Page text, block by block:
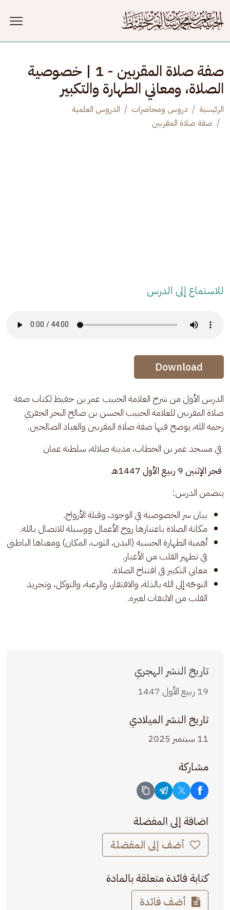
صفة صلاة المقربين - 1 | خصوصية
الصلاة، ومعاني الطهارة والتكبير
الرئيسية دروس ومحاضرات
الدروس العلمية
صفة صلاة المقربين
للاستماع إلى الدرس
Audio Stream
Audio Stream
Download
الدرس الأول من شرح العلامة الحبيب عمر بن حفيظ لكتاب صفة
صلاة المقربين للعلامة الحبيب الحسن بن صالح البحر الجفري
رحمه الله، يوضح فيها صفة صلاة المقربين والعباد الصالحين.
في مسجد عمر بن الخطاب، مدينة صلالة، سلطنة عمان
فجر الإثنين 9 ربيع الأول 1447هـ
يتضمن الدرس:
بيان سر الخصوصية في الوجود، وقبلة الأرواح.
مكانة الصلاة باعتبارها روح الأعمال ووسيلة للاتصال بالله.
أهمية الطهارة الحسية (البدن، الثوب، المكان) ومعناها الباطني
في تطهير القلب من الأغيار.
معاني التكبير في افتتاح الصلاة.
التوجّه إلى الله بالذلة، والافتقار، والرغبة، والتوكل، وتجريد
القلب من الالتفات لغيره.
تاريخ النشر الهجري
19 ربيع الأول 1447
تاريخ النشر الميلادي
11 سبتمبر 2025
مشاركة
اضافة إلى المفضلة
أضف إلى المفضلة
كتابة فائدة متعلقة بالمادة
أضف فائدة